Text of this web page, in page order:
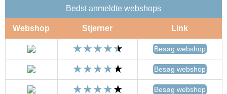
Bedst anmeldte webshops
Webshop Stjerner Link
Besøg webshop
Besøg webshop
Besøg webshop